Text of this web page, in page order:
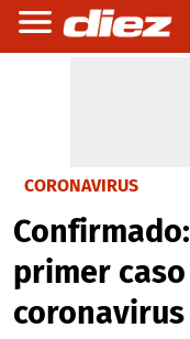
CORONAVIRUS
primer